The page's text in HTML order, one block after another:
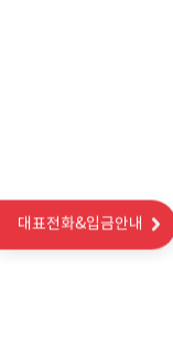
대표전화&입금안내